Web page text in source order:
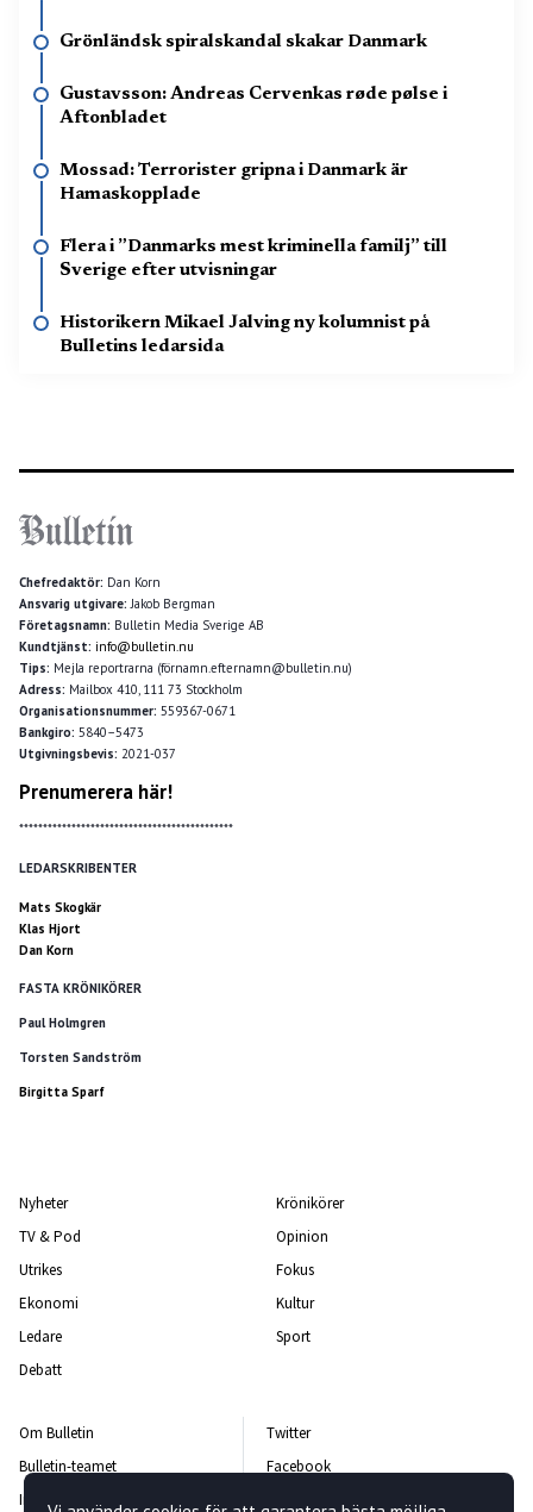
Grönländsk spiralskandal skakar Danmark
Gustavsson: Andreas Cervenkas røde pølse i
Aftonbladet
Mossad: Terrorister gripna i Danmark är
Hamaskopplade
Flera i ”Danmarks mest kriminella familj” till
Sverige efter utvisningar
Historikern Mikael Jalving ny kolumnist på
Bulletins ledarsida
Chefredaktör: Dan Korn
Ansvarig utgivare:Jakob Bergman
Företagsnamn: Bulletin Media Sverige AB
Kundtjänst: info@bulletin.nu
Tips: Mejla reportrarna (förnamn.efternamn@bulletin.nu)
Adress: Mailbox 410, 111 73 Stockholm
Organisationsnummer: 559367-0671
Bankgiro: 5840–5473
Utgivningsbevis: 2021-037
Prenumerera här!
*********************************************
LEDARSKRIBENTER
Mats Skogkär
Klas Hjort
Dan Korn
FASTA KRÖNIKÖRER
Paul Holmgren
Torsten Sandström
Birgitta Sparf
Nyheter
TV & Pod
Utrikes
Ekonomi
Ledare
Debatt
Krönikörer
Opinion
Fokus
Kultur
Sport
Om Bulletin
Bulletin-teamet
Integritetspolicy
Twitter
Facebook